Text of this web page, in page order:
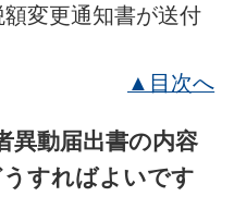
変更通知書が送付
▲目次へ
異動届出書の内容
すればよいです